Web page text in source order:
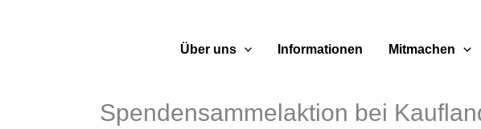
Über uns Informationen Mitmachen
Spendensammelaktion bei